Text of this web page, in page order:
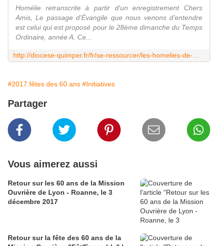
Homélie retranscrite à partir d'un enregistrement Chers
Amis, Le passage d'Évangile que nous venons d'entendre
est celui qui est proposé pour le 28ème dimanche du Temps
Ordinaire, année A. Ce...
#2017 fêtes des 60 ans #Initiatives
Partager
Vous aimerez aussi
Retour sur les 60 ans de la Mission
Ouvrière de Lyon - Roanne, le 3
décembre 2017
Retour sur la fête des 60 ans de la